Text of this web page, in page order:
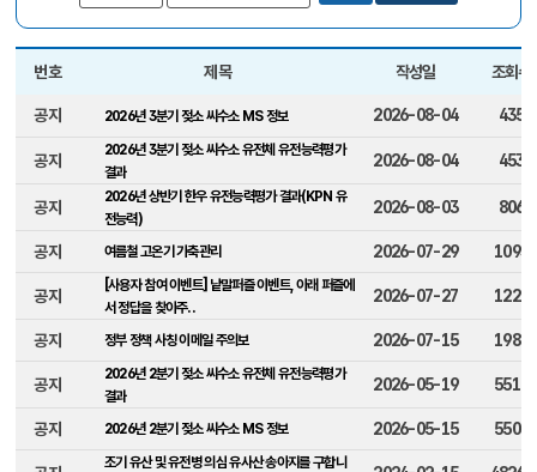
공지사항 번호, 제목, 작성일, 조회수, 첨부파일, 바로보기 제공
번호 제목 작성일 조회수
공지 2026년 3분기 젖소 씨수소 MS 정보 2026-08-04 435
공지
2026년 3분기 젖소 씨수소 유전체 유전능력평가
결과
2026-08-04 453
공지
2026년 상반기 한우 유전능력평가 결과(KPN 유
전능력)
2026-08-03 806
공지 여름철 고온기 가축관리 2026-07-29 1093
공지
[사용자 참여 이벤트] 낱말퍼즐 이벤트, 아래 퍼즐에
서 정답을 찾아주..
2026-07-27 1221
공지 정부 정책 사칭 이메일 주의보 2026-07-15 1980
공지
2026년 2분기 젖소 씨수소 유전체 유전능력평가
결과
2026-05-19 5510
공지 2026년 2분기 젖소 씨수소 MS 정보 2026-05-15 5503
조기 유산 및 유전병 의심 유사산 송아지를 구합니